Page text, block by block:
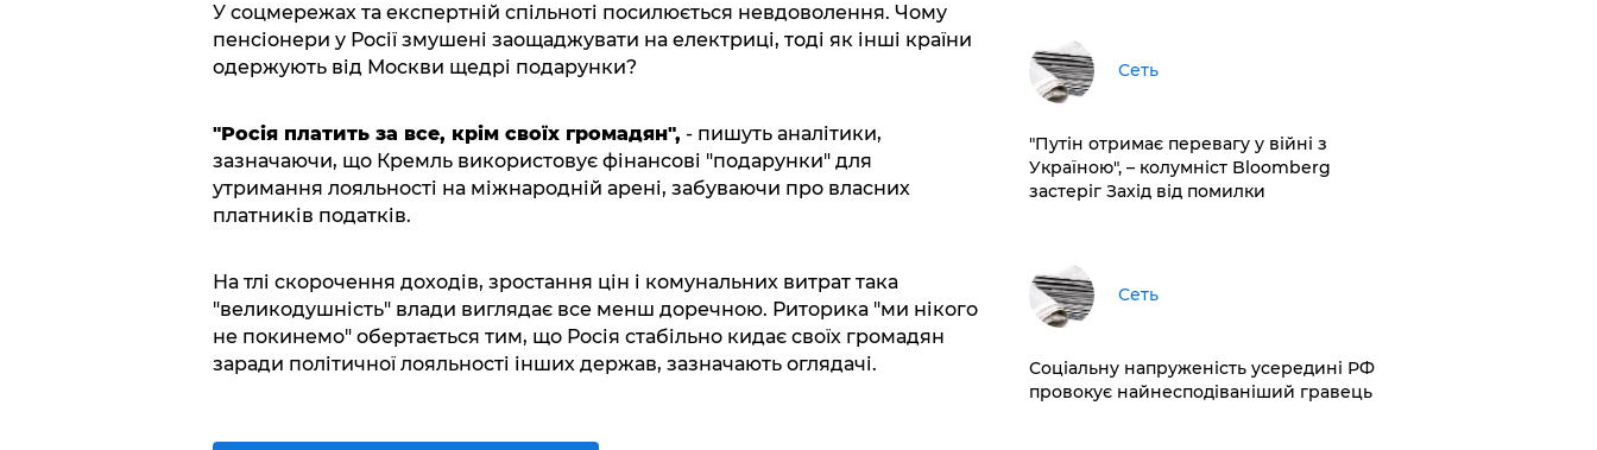
У соцмережах та експертній спільноті посилюється невдоволення. Чому
пенсіонери у Росії змушені заощаджувати на електриці, тоді як інші країни
одержують від Москви щедрі подарунки?
"Росія платить за все, крім своїх громадян", - пишуть аналітики,
зазначаючи, що Кремль використовує фінансові "подарунки" для
утримання лояльності на міжнародній арені, забуваючи про власних
платників податків.
На тлі скорочення доходів, зростання цін і комунальних витрат така
"великодушність" влади виглядає все менш доречною. Риторика "ми нікого
не покинемо" обертається тим, що Росія стабільно кидає своїх громадян
заради політичної лояльності інших держав, зазначають оглядачі.
Сеть
"Путін отримає перевагу у війні з
Україною", – колумніст Bloomberg
застеріг Захід від помилки
Сеть
Соціальну напруженість усередині РФ
провокує найнесподіваніший гравець